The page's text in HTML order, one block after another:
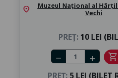
location_on
Muzeul Național al
Vechi
PREȚ:10 LEI
remove add shopping_cart
PREȚ:5 LEI (BILET